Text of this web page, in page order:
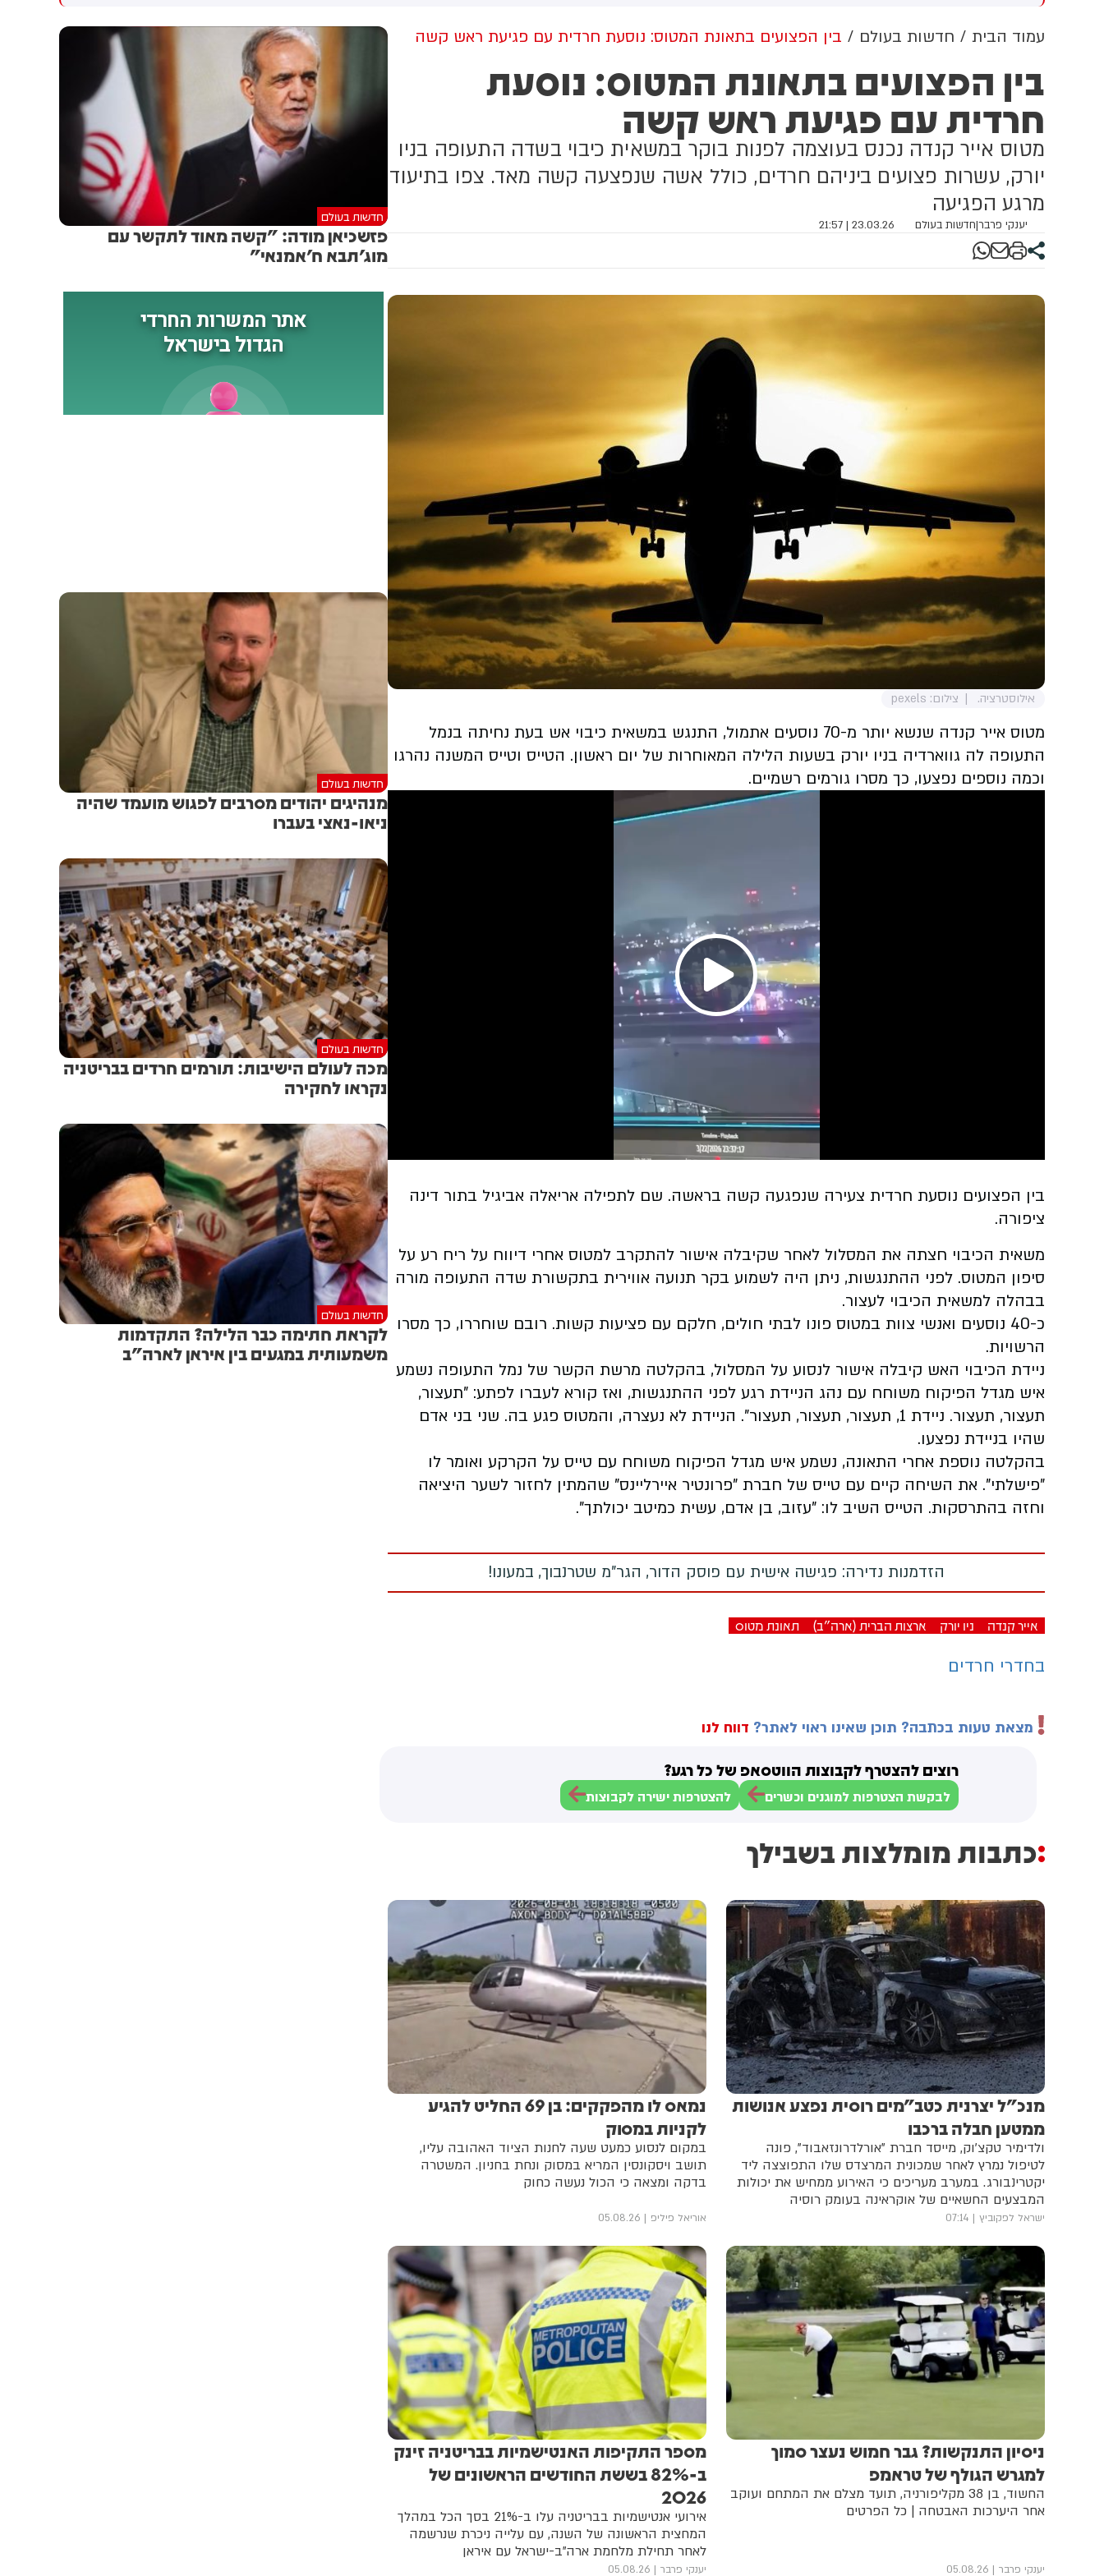
לייפציג
לו לזהות כלל עם מי הוא נפגש
עמוד הבית חדשות בעולם בין הפצועים בתאונת המטוס: נוסעת חרדית עם פגיעת ראש קשה
בין הפצועים בתאונת המטוס: נוסעת
חרדית עם פגיעת ראש קשה
מטוס אייר קנדה נכנס בעוצמה לפנות בוקר במשאית כיבוי בשדה התעופה בניו
יורק, עשרות פצועים ביניהם חרדים, כולל אשה שנפצעה קשה מאד. צפו בתיעוד
מרגע הפגיעה
יענקי פרבר|חדשות בעולם 23.03.26 | 21:57
אילוסטרציה. צילום: pexels
מטוס אייר קנדה שנשא יותר מ-70 נוסעים אתמול, התנגש במשאית כיבוי אש בעת נחיתה בנמל
התעופה לה גווארדיה בניו יורק בשעות הלילה המאוחרות של יום ראשון. הטייס וטייס המשנה נהרגו
וכמה נוספים נפצעו, כך מסרו גורמים רשמיים.
Play
Video
בין הפצועים נוסעת חרדית צעירה שנפגעה קשה בראשה. שם לתפילה אריאלה אביגיל בתור דינה
ציפורה.
משאית הכיבוי חצתה את המסלול לאחר שקיבלה אישור להתקרב למטוס אחרי דיווח על ריח רע על
סיפון המטוס. לפני ההתנגשות, ניתן היה לשמוע בקר תנועה אווירית בתקשורת שדה התעופה מורה
בבהלה למשאית הכיבוי לעצור.
כ-40 נוסעים ואנשי צוות במטוס פונו לבתי חולים, חלקם עם פציעות קשות. רובם שוחררו, כך מסרו
הרשויות.
ניידת הכיבוי האש קיבלה אישור לנסוע על המסלול, בהקלטה מרשת הקשר של נמל התעופה נשמע
איש מגדל הפיקוח משוחח עם נהג הניידת רגע לפני ההתנגשות, ואז קורא לעברו לפתע: "תעצור,
תעצור, תעצור. ניידת 1, תעצור, תעצור, תעצור". הניידת לא נעצרה, והמטוס פגע בה. שני בני אדם
שהיו בניידת נפצעו.
בהקלטה נוספת אחרי התאונה, נשמע איש מגדל הפיקוח משוחח עם טייס על הקרקע ואומר לו
"פישלתי". את השיחה קיים עם טייס של חברת "פרונטיר איירליינס" שהמתין לחזור לשער היציאה
וחזה בהתרסקות. הטייס השיב לו: "עזוב, בן אדם, עשית כמיטב יכולתך".
הזדמנות נדירה: פגישה אישית עם פוסק הדור, הגר"מ שטרנבוך, במעונו!
אייר קנדה ניו יורק ארצות הברית (ארה"ב) תאונת מטוס
בחדרי חרדים
מצאת טעות בכתבה? תוכן שאינו ראוי לאתר? דווח לנו
רוצים להצטרף לקבוצות הווטסאפ של כל רגע?
לבקשת הצטרפות למוגנים וכשרים להצטרפות ישירה לקבוצות
כתבות מומלצות בשבילך
מנכ"ל יצרנית כטב"מים רוסית נפצע אנושות
ממטען חבלה ברכבו
ולדימיר טקצ'וק, מייסד חברת "אורלדרונזאבוד", פונה
לטיפול נמרץ לאחר שמכונית המרצדס שלו התפוצצה ליד
יקטרינבורג. במערב מעריכים כי האירוע ממחיש את יכולות
המבצעים החשאיים של אוקראינה בעומק רוסיה
ישראל לפקוביץ 07:14
נמאס לו מהפקקים: בן 69 החליט להגיע
לקניות במסוק
במקום לנסוע כמעט שעה לחנות הציוד האהובה עליו,
תושב ויסקונסין המריא במסוק ונחת בחניון. המשטרה
בדקה ומצאה כי הכול נעשה כחוק
אוריאל פיליפ 05.08.26
ניסיון התנקשות? גבר חמוש נעצר סמוך
למגרש הגולף של טראמפ
החשוד, בן 38 מקליפורניה, תועד מצלם את המתחם ועוקב
אחר היערכות האבטחה | כל הפרטים
יענקי פרבר 05.08.26
מספר התקיפות האנטישמיות בבריטניה זינק
ב-82% בששת החודשים הראשונים של
2026
אירועי אנטישמיות בבריטניה עלו ב-21% בסך הכל במהלך
המחצית הראשונה של השנה, עם עלייה ניכרת שנרשמה
לאחר תחילת מלחמת ארה"ב-ישראל עם איראן
יענקי פרבר 05.08.26
חדשות בעולם
פזשכיאן מודה: "קשה מאוד לתקשר עם
מוג'תבא ח'אמנאי"
חדשות בעולם
מנהיגים יהודים מסרבים לפגוש מועמד שהיה
ניאו-נאצי בעברו
חדשות בעולם
מכה לעולם הישיבות: תורמים חרדים בבריטניה
נקראו לחקירה
חדשות בעולם
לקראת חתימה כבר הלילה? התקדמות
משמעותית במגעים בין איראן לארה"ב